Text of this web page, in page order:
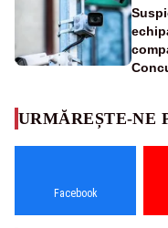
URMĂREȘTE-NE
Facebook